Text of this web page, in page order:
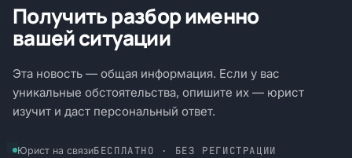
Получить разбор именно
вашей ситуации
Эта новость — общая информация. Если у вас
уникальные обстоятельства, опишите их — юрист
изучит и даст персональный ответ.
Юрист на связиБЕСПЛАТНО · БЕЗ РЕГИСТРАЦИИ